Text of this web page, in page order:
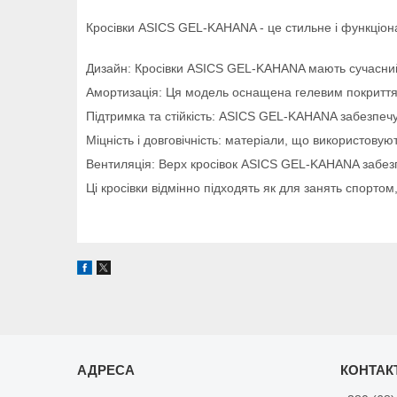
Кросівки ASICS GEL-KAHANA - це стильне і
Дизайн: Кросівки ASICS GEL-KAHANA мають
Амортизація: Ця модель оснащена гелевим
Підтримка та стійкість: ASICS GEL-KAHANA
Міцність і довговічність: матеріали, що
Вентиляція: Верх кросівок ASICS GEL-KAHANA
Ці кросівки відмінно підходять як для занять